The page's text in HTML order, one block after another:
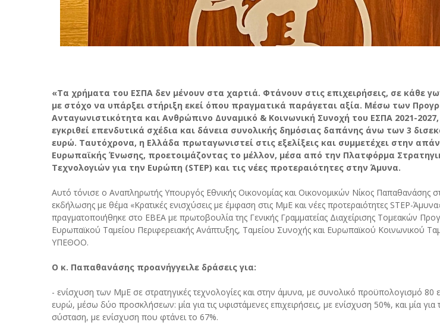
«Τα χρήματα του ΕΣΠΑ δεν μένουν στα χαρτιά. Φτάνουν στις επιχειρήσεις, σε κάθε
με στόχο να υπάρξει στήριξη εκεί όπου πραγματικά παράγεται αξία. Μέσω των
Ανταγωνιστικότητα και Ανθρώπινο Δυναμικό & Κοινωνική Συνοχή του ΕΣΠΑ 2021-
εγκριθεί επενδυτικά σχέδια και δάνεια συνολικής δημόσιας δαπάνης άνω των 3
ευρώ. Ταυτόχρονα, η Ελλάδα πρωταγωνιστεί στις εξελίξεις και συμμετέχει στην
Ευρωπαϊκής Ένωσης, προετοιμάζοντας το μέλλον, μέσα από την Πλατφόρμα
Τεχνολογιών για την Ευρώπη (STEP) και τις νέες προτεραιότητες στην Άμυνα.
Αυτό τόνισε ο Αναπληρωτής Υπουργός Εθνικής Οικονομίας και Οικονομικών Νίκος Παπαθανάσης
εκδήλωσης με θέμα «Κρατικές ενισχύσεις με έμφαση στις ΜμΕ και νέες προτεραιότητες STEP-
πραγματοποιήθηκε στο ΕΒΕΑ με πρωτοβουλία της Γενικής Γραμματείας Διαχείρισης Τομεακών
Ευρωπαϊκού Ταμείου Περιφερειακής Ανάπτυξης, Ταμείου Συνοχής και Ευρωπαϊκού Κοινωνικού
ΥΠΕΘΟΟ.
Ο κ. Παπαθανάσης προανήγγειλε δράσεις για:
- ενίσχυση των ΜμΕ σε στρατηγικές τεχνολογίες και στην άμυνα, με συνολικό προϋπολογισμό 80
ευρώ, μέσω δύο προσκλήσεων: μία για τις υφιστάμενες επιχειρήσεις, με ενίσχυση 50%, και μία για
σύσταση, με ενίσχυση που φτάνει το 67%.